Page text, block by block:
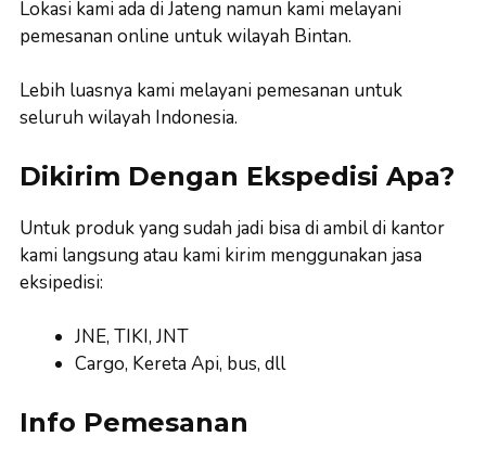
Lokasi kami ada di Jateng namun kami melayani
pemesanan online untuk wilayah Bintan.
Lebih luasnya kami melayani pemesanan untuk
seluruh wilayah Indonesia.
Dikirim Dengan Ekspedisi Apa?
Untuk produk yang sudah jadi bisa di ambil di kantor
kami langsung atau kami kirim menggunakan jasa
eksipedisi:
JNE, TIKI, JNT
Cargo, Kereta Api, bus, dll
Info Pemesanan